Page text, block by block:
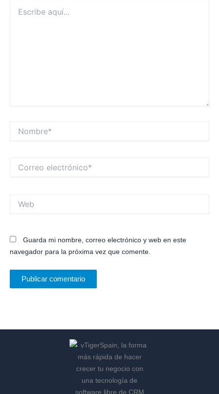
aquí...
electrónico*
Guarda mi nombre, correo electrónico y web en este
navegador para la próxima vez que comente.